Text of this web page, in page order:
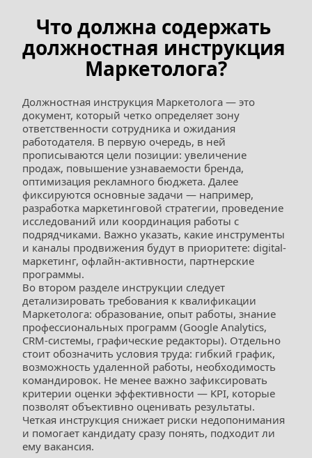
Что должна содержать
должностная инструкция
Маркетолога?
Должностная инструкция Маркетолога — это
документ, который четко определяет зону
ответственности сотрудника и ожидания
работодателя. В первую очередь, в ней
прописываются цели позиции: увеличение
продаж, повышение узнаваемости бренда,
оптимизация рекламного бюджета. Далее
фиксируются основные задачи — например,
разработка маркетинговой стратегии, проведение
исследований или координация работы с
подрядчиками. Важно указать, какие инструменты
и каналы продвижения будут в приоритете: digital-
маркетинг, офлайн-активности, партнерские
программы.
Во втором разделе инструкции следует
детализировать требования к квалификации
Маркетолога: образование, опыт работы, знание
профессиональных программ (Google Analytics,
CRM-системы, графические редакторы). Отдельно
стоит обозначить условия труда: гибкий график,
возможность удаленной работы, необходимость
командировок. Не менее важно зафиксировать
критерии оценки эффективности — KPI, которые
позволят объективно оценивать результаты.
Четкая инструкция снижает риски недопонимания
и помогает кандидату сразу понять, подходит ли
ему вакансия.